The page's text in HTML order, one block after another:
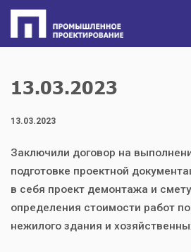
13.03.2023
13.03.2023
Заключили договор на
подготовке проектной
в себя проект демонтажа и
определения стоимости работ
нежилого здания и